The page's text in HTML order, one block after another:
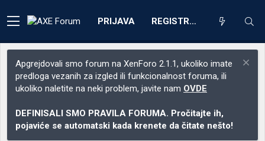
PRIJAVA REGISTRACIJA
Apgrejdovali smo forum na XenForo 2.1.1, ukoliko imate
predloga vezanih za izgled ili funkcionalnost foruma, ili
ukoliko naletite na neki problem, javite nam OVDE
DEFINISALI SMO PRAVILA FORUMA. Pročitajte ih,
pojaviće se automatski kada krenete da čitate nešto!